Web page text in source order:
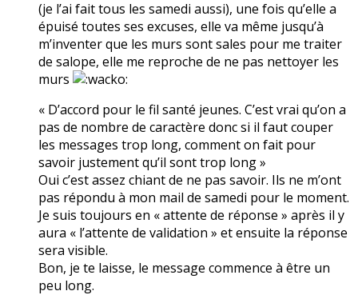
(je l’ai fait tous les samedi aussi), une fois qu’elle a
épuisé toutes ses excuses, elle va même jusqu’à
m’inventer que les murs sont sales pour me traiter
de salope, elle me reproche de ne pas nettoyer les
murs
« D’accord pour le fil santé jeunes. C’est vrai qu’on a
pas de nombre de caractère donc si il faut couper
les messages trop long, comment on fait pour
savoir justement qu’il sont trop long »
Oui c’est assez chiant de ne pas savoir. Ils ne m’ont
pas répondu à mon mail de samedi pour le moment.
Je suis toujours en « attente de réponse » après il y
aura « l’attente de validation » et ensuite la réponse
sera visible.
Bon, je te laisse, le message commence à être un
peu long.